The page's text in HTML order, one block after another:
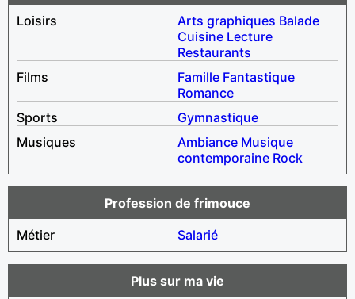
Loisirs
Arts graphiques Balade
Cuisine Lecture
Restaurants
Films
Famille Fantastique
Romance
Sports
Gymnastique
Musiques
Ambiance Musique
contemporaine Rock
Profession de frimouce
Métier
Salarié
Plus sur ma vie